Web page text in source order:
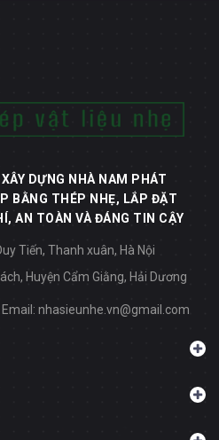
DỰNG NHÀ NAM PHÁT
BẰNG THÉP NHẸ, LẮP ĐẶT
AN TOÀN VÀ ĐÁNG TIN CẬY
Tiến, Thanh xuân, Hà Nội
Huyện Cẩm Giằng, Hải Dương
Email: nhasieunhe.vn@gmail.com